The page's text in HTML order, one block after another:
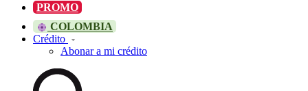
PROMO
COLOMBIA
Crédito
Abonar a mi crédito